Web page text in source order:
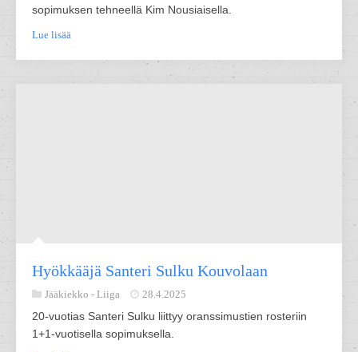
sopimuksen tehneellä Kim Nousiaisella.
Lue lisää
Hyökkääjä Santeri Sulku Kouvolaan
Jääkiekko - Liiga 28.4.2025
20-vuotias Santeri Sulku liittyy oranssimustien rosteriin
1+1-vuotisella sopimuksella.